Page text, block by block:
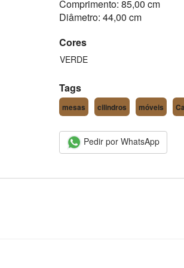
Comprimento: 85,00 cm
Diâmetro: 44,00 cm
Cores
VERDE
Tags
mesas cilindros móveis
Pedir por WhatsApp